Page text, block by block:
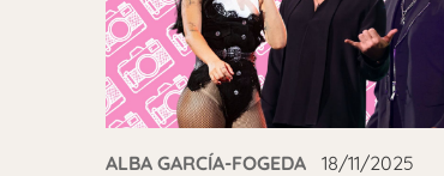
ALBA GARCÍA-FOGEDA 18/11/2025